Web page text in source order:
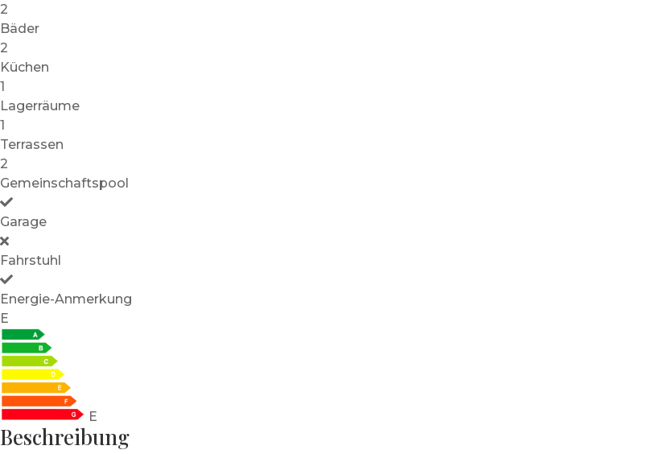
2
Bäder
2
Küchen
1
Lagerräume
1
Terrassen
2
Gemeinschaftspool
Garage
Fahrstuhl
Energie-Anmerkung
E
E
Beschreibung